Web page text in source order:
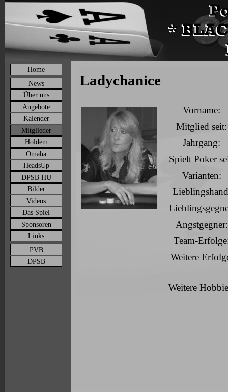
Home
News
Über uns
Angebote
Kalender
Mitglieder
Holdem
Omaha
HeadsUp
DPSB HU
Bilder
Videos
Das Spiel
Sponsoren
Links
PVB
DPSB
Ladychanice
Vorname:
Mitglied seit:
Jahrgang:
Spielt Poker
Varianten:
Angstgegner:
Team-
Weitere
Weitere